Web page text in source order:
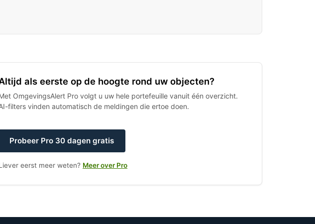
als eerste op de hoogte rond uw objecten?
OmgevingsAlert Pro volgt u uw hele portefeuille vanuit één overzicht.
filters vinden automatisch de meldingen die ertoe doen.
Probeer Pro 30 dagen gratis
eerst meer weten? Meer over Pro